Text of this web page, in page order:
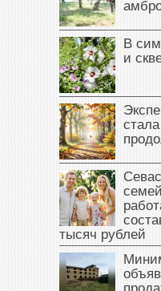
В
и
тысяч рублей